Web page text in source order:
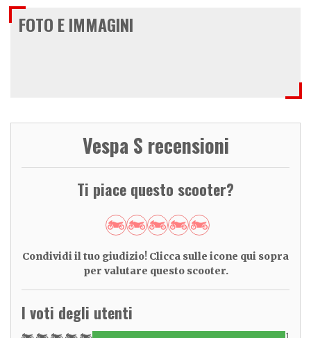
FOTO E IMMAGINI
Vespa S recensioni
Ti piace questo scooter?
Condividi il tuo giudizio! Clicca sulle icone qui sopra
per valutare questo scooter.
I voti degli utenti